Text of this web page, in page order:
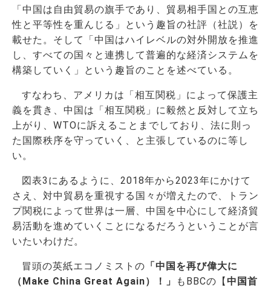
「中国は自由貿易の旗手であり、貿易相手国との互恵
性と平等性を重んじる」という趣旨の社評（社説）を
載せた。そして「中国はハイレベルの対外開放を推進
し、すべての国々と連携して普遍的な経済システムを
構築していく」という趣旨のことを述べている。
すなわち、アメリカは「相互関税」によって保護主
義を貫き、中国は「相互関税」に毅然と反対して立ち
上がり、WTOに訴えることまでしており、法に則っ
た国際秩序を守っていく、と主張しているのに等し
い。
図表3にあるように、2018年から2023年にかけて
さえ、対中貿易を重視する国々が増えたので、トラン
プ関税によって世界は一層、中国を中心にして経済貿
易活動を進めていくことになるだろうということが言
いたいわけだ。
冒頭の英紙エコノミストの 「中国を再び偉大に
（Make China Great Again）！」
もBBCの【 中国首